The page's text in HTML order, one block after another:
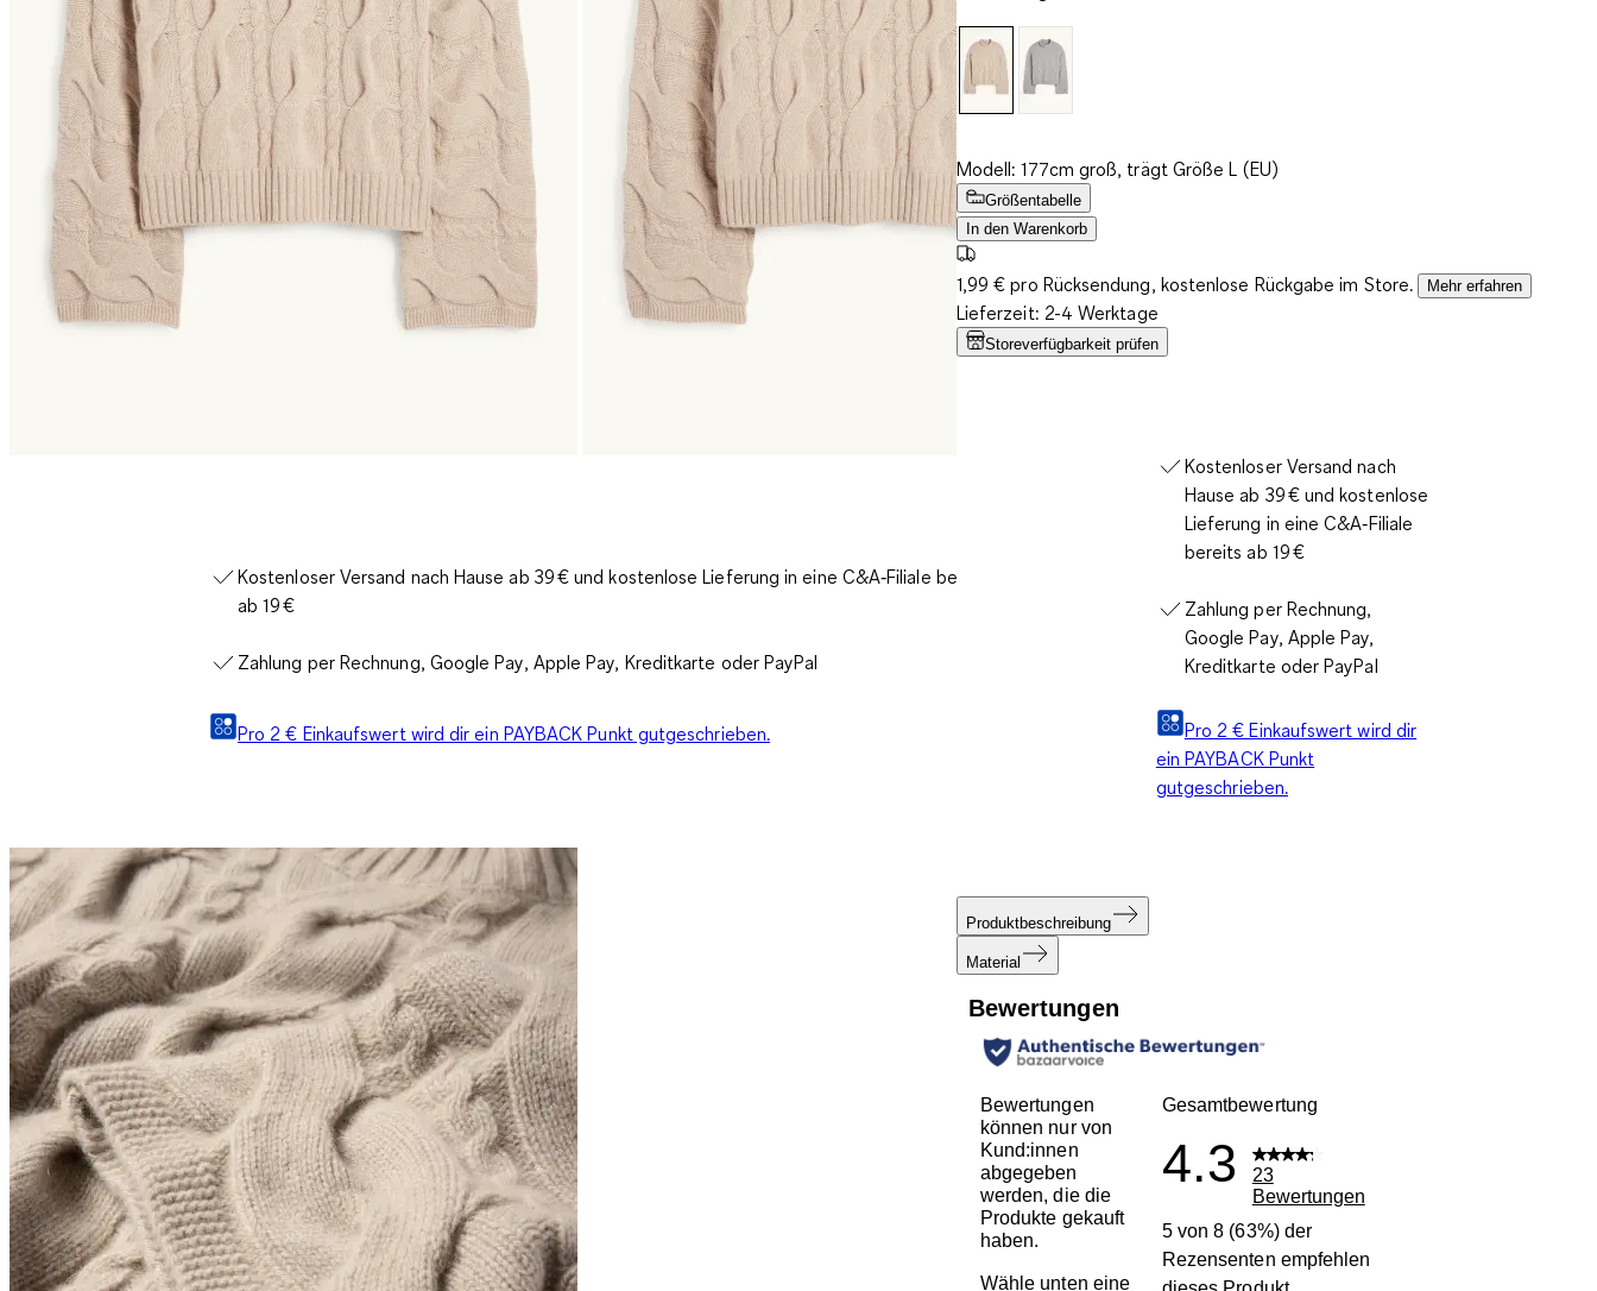
Kostenloser Versand nach Hause ab 39 € und kostenlose Lieferung in eine C&A‑Filiale bereits
ab 19 €
Zahlung per Rechnung, Google Pay, Apple Pay, Kreditkarte oder PayPal
Pro 2 € Einkaufswert wird dir ein PAYBACK Punkt gutgeschrieben.
Modell: 177cm groß, trägt Größe L (EU)
Größentabelle
In den Warenkorb
1,99 € pro Rücksendung, kostenlose Rückgabe im Store. Mehr erfahren
Lieferzeit: 2-4 Werktage
Storeverfügbarkeit prüfen
Kostenloser Versand nach
Hause ab 39 € und kostenlose
Lieferung in eine C&A‑Filiale
bereits ab 19 €
Zahlung per Rechnung,
Google Pay, Apple Pay,
Kreditkarte oder PayPal
Pro 2 € Einkaufswert wird dir
ein PAYBACK Punkt
gutgeschrieben.
Produktbeschreibung
Material
Bewertungen
Bewertungen
können nur von
Kund:innen
abgegeben
werden, die die
Produkte gekauft
haben.
Wähle unten eine
Gesamtbewertung
4.3
23
Bewertungen
5 von 8 (63%) der
Rezensenten empfehlen